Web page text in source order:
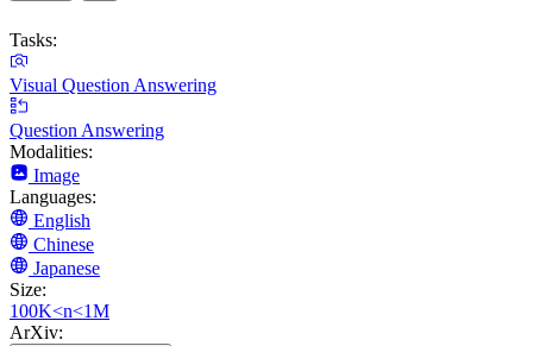
Tasks:
Visual Question Answering
Question Answering
Modalities:
Image
Languages:
English
Chinese
Japanese
Size:
100K<n<1M
ArXiv: